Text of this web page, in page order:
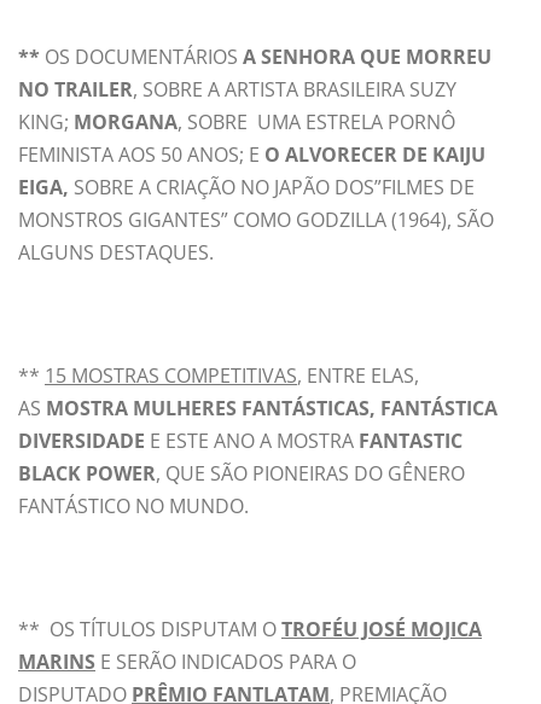
** OS DOCUMENTÁRIOS A SENHORA QUE MORREU
NO TRAILER, SOBRE A ARTISTA BRASILEIRA SUZY
KING; MORGANA, SOBRE UMA ESTRELA PORNÔ
FEMINISTA AOS 50 ANOS; E O ALVORECER DE KAIJU
EIGA, SOBRE A CRIAÇÃO NO JAPÃO DOS”FILMES DE
MONSTROS GIGANTES” COMO GODZILLA (1964), SÃO
ALGUNS DESTAQUES.
** 15 MOSTRAS COMPETITIVAS, ENTRE ELAS,
AS MOSTRA MULHERES FANTÁSTICAS, FANTÁSTICA
DIVERSIDADE E ESTE ANO A MOSTRA FANTASTIC
BLACK POWER, QUE SÃO PIONEIRAS DO GÊNERO
FANTÁSTICO NO MUNDO.
** OS TÍTULOS DISPUTAM OTROFÉU JOSÉ MOJICA
MARINS E SERÃO INDICADOS PARA O
DISPUTADO PRÊMIO FANTLATAM, PREMIAÇÃO